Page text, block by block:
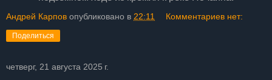
Андрей Карпов опубликовано в 22:11 Комментариев нет:
Поделиться
четверг, 21 августа 2025 г.